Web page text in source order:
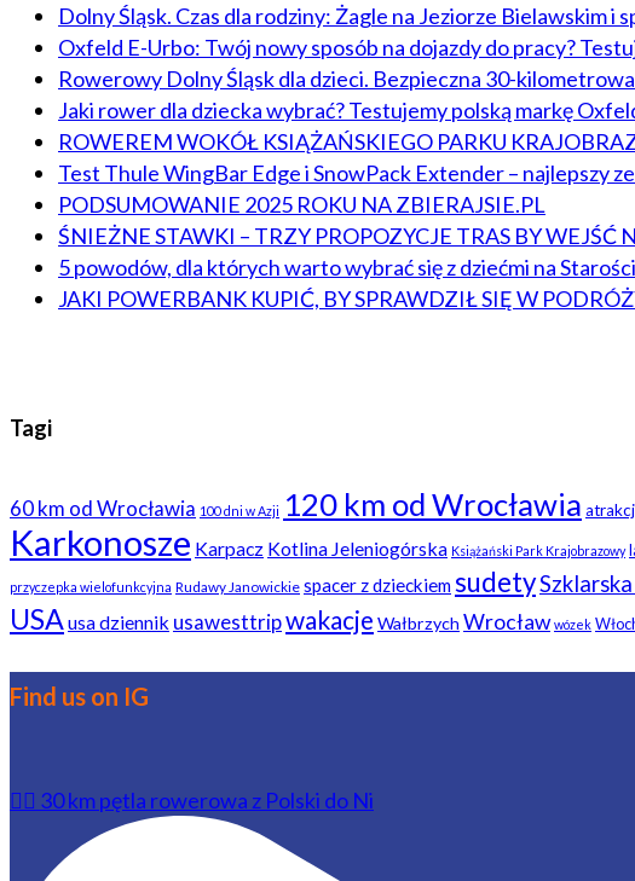
Dolny Śląsk. Czas dla rodziny: Żagle na Jeziorze Bielawskim i
Oxfeld E-Urbo: Twój nowy sposób na dojazdy do pracy?
Rowerowy Dolny Śląsk dla dzieci. Bezpieczna 30-
Jaki rower dla dziecka wybrać? Testujemy polską markę
ROWEREM WOKÓŁ KSIĄŻAŃSKIEGO PARKU
Test Thule WingBar Edge i SnowPack Extender – najlepszy
PODSUMOWANIE 2025 ROKU NA ZBIERAJSIE.PL
ŚNIEŻNE STAWKI – TRZY PROPOZYCJE TRAS BY
5 powodów, dla których warto wybrać się z dziećmi na
JAKI POWERBANK KUPIĆ, BY SPRAWDZIŁ SIĘ W
Tagi
60 km od Wrocławia 100 dni w Azji 120 km od Wrocławia
Karkonosze Karpacz Kotlina Jeleniogórska Książański Park Krajobrazowy
przyczepka wielofunkcyjna Rudawy Janowickie spacer z dzieckiemsudety
USAusa dziennik usawesttripwakacje Wałbrzych Wrocław wózek
Find us on IG
🚴‍♂️ 30 km pętla rowerowa z Polski do Ni